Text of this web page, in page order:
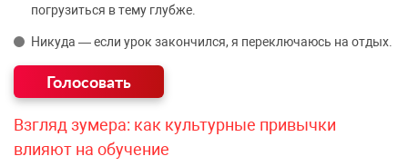
погрузиться в тему глубже.
Никуда — если урок закончился, я переключаюсь на отдых.
Взгляд зумера: как культурные привычки
влияют на обучение